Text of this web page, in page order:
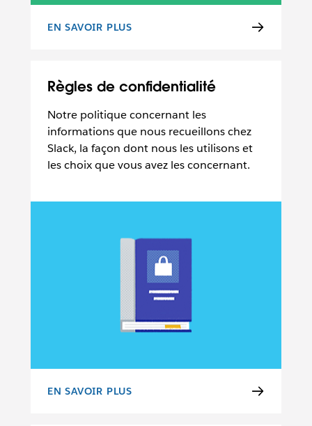
CONDITIONS D’UTILISATION
EN SAVOIR PLUS
Règles de confidentialité
Notre politique concernant les
informations que nous recueillons chez
Slack, la façon dont nous les utilisons et
les choix que vous avez les concernant.
RÈGLES DE CONFIDENTIALITÉ
EN SAVOIR PLUS